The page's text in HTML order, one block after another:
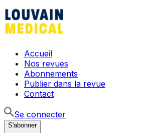
Accueil
Nos revues
Abonnements
Publier dans la revue
Contact
Se connecter
S'abonner